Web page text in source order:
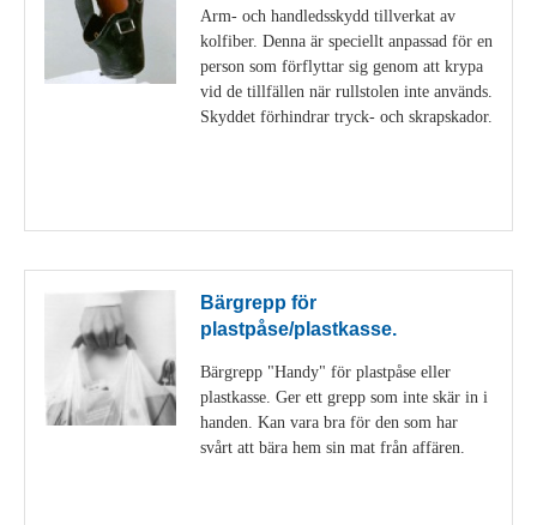
Arm- och handledsskydd tillverkat av
kolfiber. Denna är speciellt anpassad för en
person som förflyttar sig genom att krypa
vid de tillfällen när rullstolen inte används.
Skyddet förhindrar tryck- och skrapskador.
Bärgrepp för
plastpåse/plastkasse.
Bärgrepp "Handy" för plastpåse eller
plastkasse. Ger ett grepp som inte skär in i
handen. Kan vara bra för den som har
svårt att bära hem sin mat från affären.